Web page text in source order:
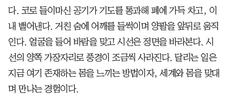
다. 코로 들이마신 공기가 기도를 통과해 폐에 가득 차고, 이
내 뱉어낸다. 거친 숨에 어깨를 들썩이며 양팔을 앞뒤로 움직
인다. 얼굴을 들어 바람을 맞고 시선은 정면을 바라본다. 시
선의 양쪽 가장자리로 풍경이 조금씩 사라진다. 달리는 일은
지금 여기 존재하는 몸을 느끼는 방법이자, 세계와 몸을 맞대
며 만나는 경험이다.